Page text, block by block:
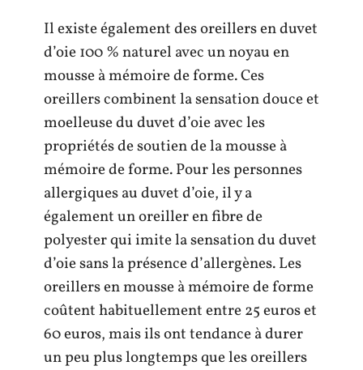
Il existe également des oreillers en duvet
d’oie 100 % naturel avec un noyau en
mousse à mémoire de forme. Ces
oreillers combinent la sensation douce et
moelleuse du duvet d’oie avec les
propriétés de soutien de la mousse à
mémoire de forme. Pour les personnes
allergiques au duvet d’oie, il y a
également un oreiller en fibre de
polyester qui imite la sensation du duvet
d’oie sans la présence d’allergènes. Les
oreillers en mousse à mémoire de forme
coûtent habituellement entre 25 euros et
60 euros, mais ils ont tendance à durer
un peu plus longtemps que les oreillers